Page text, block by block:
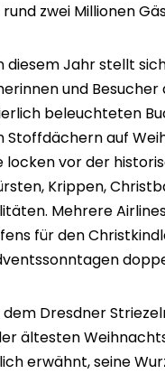
zwei Millionen
diesem Jahr stellt
und
beleuchteten
Stoffdächern auf
locken vor der
Krippen,
Mehrere
für den
dem Dresdner
ältesten
erwähnt, seine